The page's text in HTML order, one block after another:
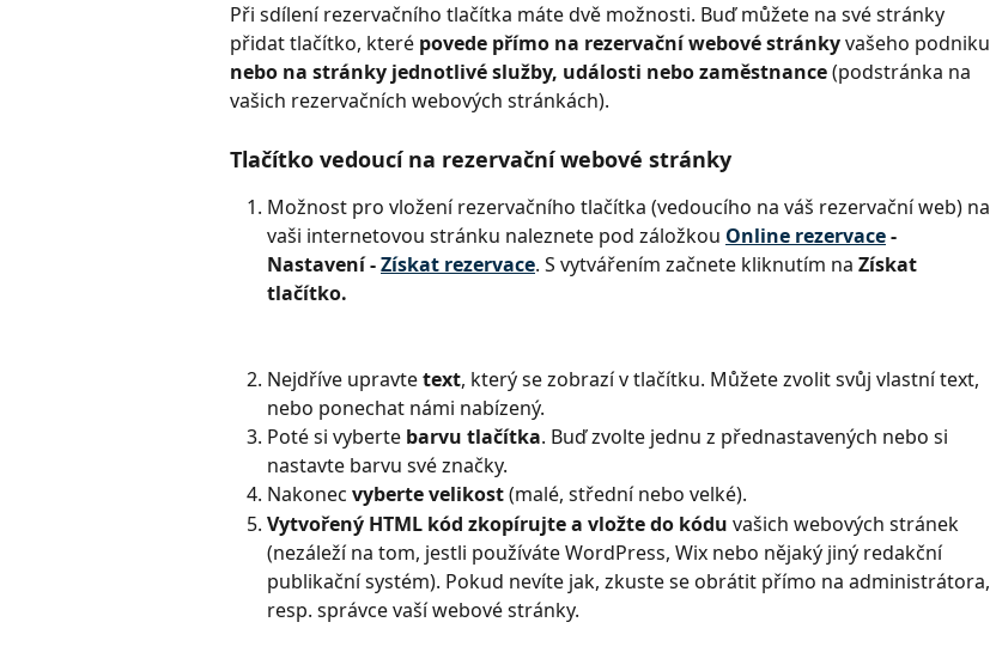
Při sdílení rezervačního tlačítka máte dvě možnosti. Buď můžete na své stránky
přidat tlačítko, které povede přímo na rezervační webové stránky vašeho podniku
nebo na stránky jednotlivé služby, události nebo zaměstnance (podstránka na
vašich rezervačních webových stránkách).
Tlačítko vedoucí na rezervační webové stránky
Možnost pro vložení rezervačního tlačítka (vedoucího na váš rezervační web) na
vaši internetovou stránku naleznete pod záložkou Online rezervace -
Nastavení - Získat rezervace. S vytvářením začnete kliknutím na Získat
tlačítko.
Nejdříve upravte text, který se zobrazí v tlačítku. Můžete zvolit svůj vlastní text,
nebo ponechat námi nabízený.
Poté si vyberte barvu tlačítka. Buď zvolte jednu z přednastavených nebo si
nastavte barvu své značky.
Nakonec vyberte velikost (malé, střední nebo velké).
Vytvořený HTML kód zkopírujte a vložte do kódu vašich webových stránek
(nezáleží na tom, jestli používáte WordPress, Wix nebo nějaký jiný redakční
publikační systém). Pokud nevíte jak, zkuste se obrátit přímo na administrátora,
resp. správce vaší webové stránky.